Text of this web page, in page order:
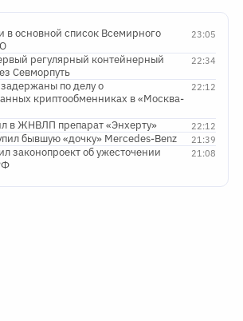
23:05
в основной список Всемирного
22:34
регулярный контейнерный
Севморпуть
22:12
по делу о
криптообменниках в «Москва-
22:12
в ЖНВЛП препарат «Энхерту»
21:39
бывшую «дочку» Mercedes-Benz
21:08
законопроект об ужесточении